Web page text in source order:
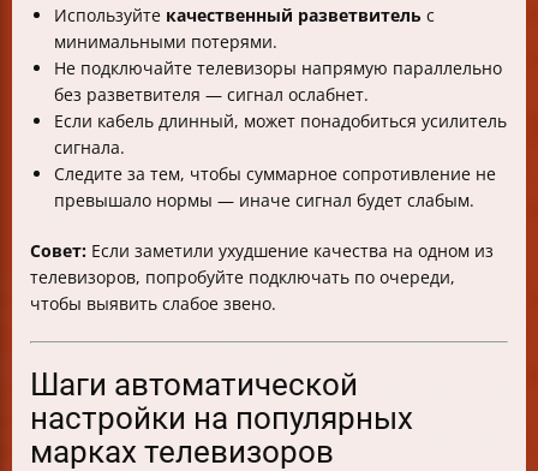
Используйте качественный разветвитель с
минимальными потерями.
Не подключайте телевизоры напрямую параллельно
без разветвителя — сигнал ослабнет.
Если кабель длинный, может понадобиться усилитель
сигнала.
Следите за тем, чтобы суммарное сопротивление не
превышало нормы — иначе сигнал будет слабым.
Совет: Если заметили ухудшение качества на одном из
телевизоров, попробуйте подключать по очереди,
чтобы выявить слабое звено.
Шаги автоматической
настройки на популярных
марках телевизоров